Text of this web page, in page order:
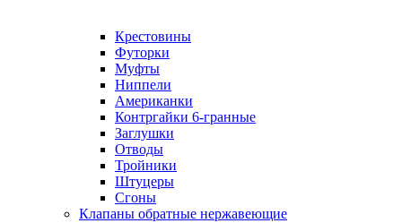
Крестовины
Футорки
Муфты
Ниппели
Американки
Контргайки 6-гранные
Заглушки
Отводы
Тройники
Штуцеры
Сгоны
Клапаны обратные нержавеющие